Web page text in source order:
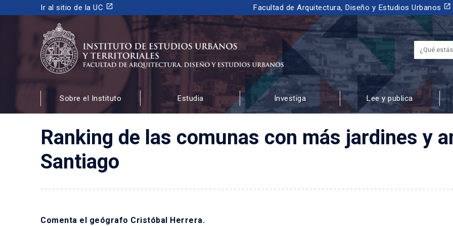
Ir al sitio de la UC launch Facultad de Arquitectura, Diseño y Estudios Urbanos launch
INSTITUTO DE ESTUDIOS URBANOS
Y TERRITORIALES
FACULTAD DE ARQUITECTURA, DISEÑO Y ESTUDIOS URBANOS
Sobre el Instituto Estudia Investiga Lee y publica
Ranking de las comunas con más jardines y
Santiago
Comenta el geógrafo Cristóbal Herrera.